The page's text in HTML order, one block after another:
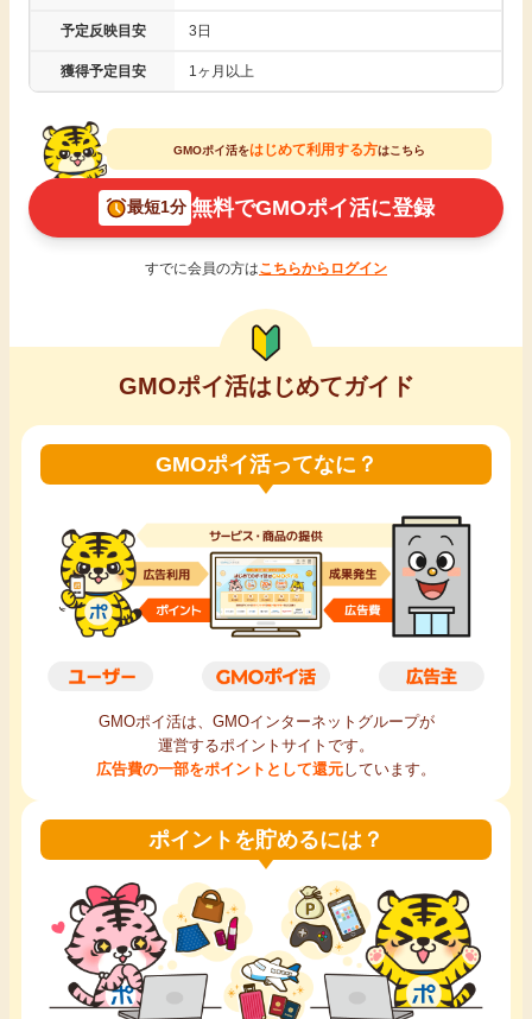
即日還元
ゲーム
ポイ活お得情報
カード比較
毎日ゲット
特集一覧
GMOポイ活の使い方
ヘルプセンター
暮らし
引っ越し
買取・査定
学び
美容・健康
銀行・金融・投資
家計の固定費
予定反映目安 3日
獲得予定目安 1ヶ月以上
GMOポイ活をはじめて利用する方はこちら
最短1分 無料でGMOポイ活に登録
すでに会員の方はこちらからログイン
GMOポイ活はじめてガイド
GMOポイ活ってなに？
GMOポイ活は、GMOインターネットグループが
運営するポイントサイトです。
広告費の一部をポイントとして還元しています。
ポイントを貯めるには？